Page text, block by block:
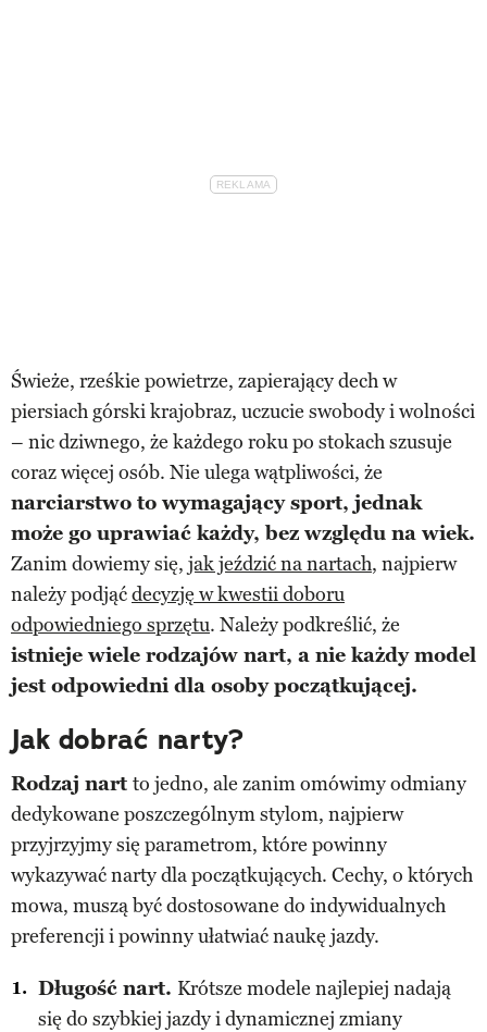
Świeże, rześkie powietrze, zapierający dech w
piersiach górski krajobraz, uczucie swobody i wolności
– nic dziwnego, że każdego roku po stokach szusuje
coraz więcej osób. Nie ulega wątpliwości, że
narciarstwo to wymagający sport, jednak
może go uprawiać każdy, bez względu na wiek.
Zanim dowiemy się, jak jeździć na nartach, najpierw
należy podjąćdecyzję w kwestii doboru
odpowiedniego sprzętu. Należy podkreślić, że
istnieje wiele rodzajów nart, a nie każdy model
jest odpowiedni dla osoby początkującej.
Jak dobrać narty?
Rodzaj nart to jedno, ale zanim omówimy odmiany
dedykowane poszczególnym stylom, najpierw
przyjrzyjmy się parametrom, które powinny
wykazywać narty dla początkujących. Cechy, o których
mowa, muszą być dostosowane do indywidualnych
preferencji i powinny ułatwiać naukę jazdy.
Długość nart. Krótsze modele najlepiej nadają
się do szybkiej jazdy i dynamicznej zmiany